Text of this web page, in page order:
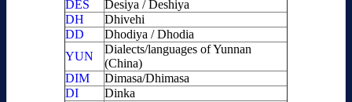
DES
Desiya / Deshiya
DH
Dhivehi
DD
Dhodiya / Dhodia
YUN
Dialects/languages of Yunnan
(China)
DIM
Dimasa/Dhimasa
DI
Dinka